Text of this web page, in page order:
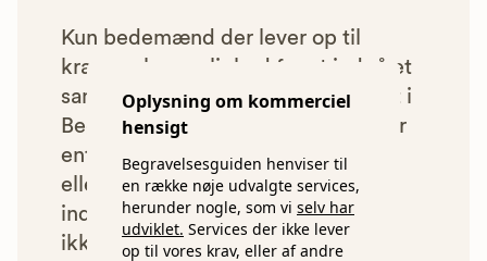
Oplysning om kommerciel
hensigt
Begravelsesguiden henviser til
en række nøje udvalgte services,
herunder nogle, som vi selv har
udviklet. Services der ikke lever
op til vores krav, eller af andre
Kun bedemænd der lever op til
kravene har mulighed for at indgå et
samarbejde med os om at blive vist i
Begravelsesguiden. Bedemænd der
enten ikke lever op til vores krav,
eller som af andre årsager ikke har
indgået et samarbejde med os, vil
ikke blive vist i vores anbefalinger.